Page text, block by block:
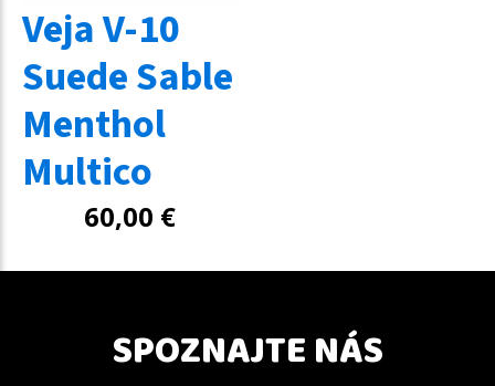
Veja V-10
Suede Sable
Menthol
Multico
60,00 €
SPOZNAJTE NÁS